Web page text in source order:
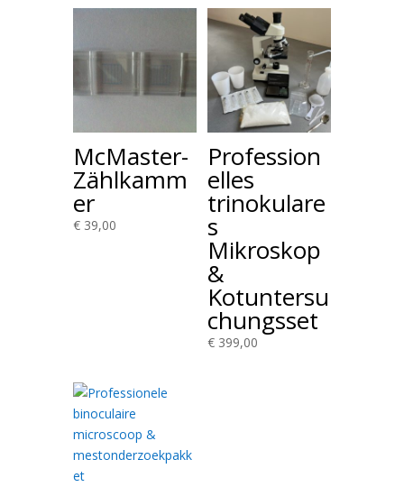
McMaster-
Zählkamm
er
€39,00
Profession
elles
trinokulare
s
Mikroskop
&
Kotuntersu
chungsset
€399,00